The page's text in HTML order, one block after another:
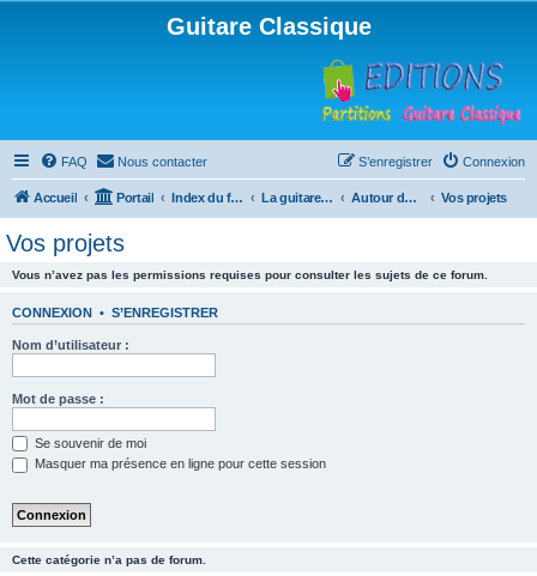
Guitare Classique
FAQ Nous contacter Connexion
S’enregistrer
Accueil Portail Index du forum La guitare : instrument, cours et théorie Autour de la guitare Vos projets
Vos projets
Vous n’avez pas les permissions requises pour consulter les sujets de ce forum.
CONNEXION • S’ENREGISTRER
Nom d’utilisateur :
Mot de passe :
Se souvenir de moi
Masquer ma présence en ligne pour cette session
Cette catégorie n’a pas de forum.